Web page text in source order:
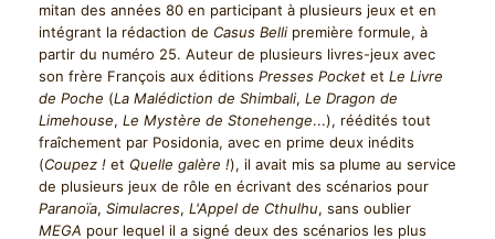
mitan des années 80 en participant à plusieurs jeux et en
intégrant la rédaction de Casus Belli première formule, à
partir du numéro 25. Auteur de plusieurs livres-jeux avec
son frère François aux éditions Presses Pocket et Le Livre
de Poche (La Malédiction de Shimbali, Le Dragon de
Limehouse, Le Mystère de Stonehenge...), réédités tout
fraîchement par Posidonia, avec en prime deux inédits
(Coupez ! et Quelle galère !), il avait mis sa plume au service
de plusieurs jeux de rôle en écrivant des scénarios pour
Paranoïa, Simulacres, L'Appel de Cthulhu, sans oublier
MEGA pour lequel il a signé deux des scénarios les plus